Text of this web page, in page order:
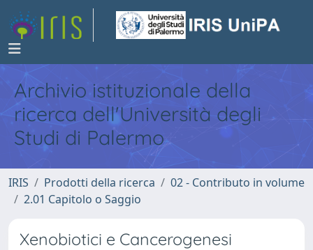
Archivio istituzionale della
ricerca dell'Università degli
Studi di Palermo
IRIS Prodotti della ricerca
02 - Contributo in volume
2.01 Capitolo o Saggio
Xenobiotici e Cancerogenesi